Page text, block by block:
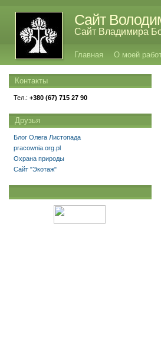
Сайт
Сайт Владимира
Главная О моей
Контакты
Тел.: +380 (67) 715 27 90
Друзья
Блог Олега Листопада
pracownia.org.pl
Охрана природы
Сайт "Экотаж"